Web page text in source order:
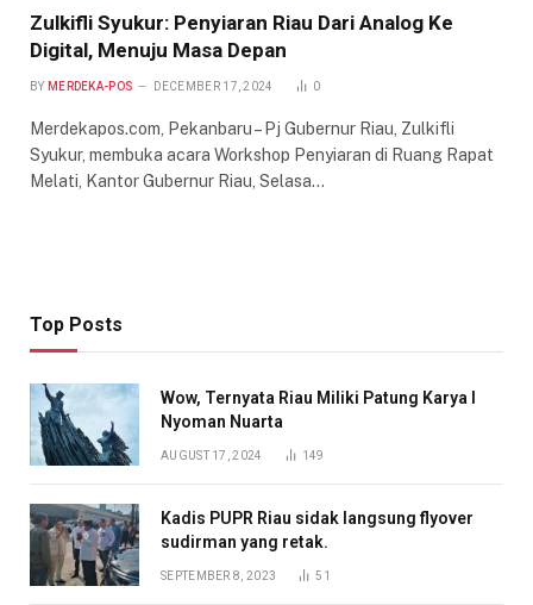
Zulkifli Syukur: Penyiaran Riau Dari Analog Ke
Digital, Menuju Masa Depan
BY MERDEKA-POS DECEMBER 17, 2024 0
Merdekapos.com, Pekanbaru – Pj Gubernur Riau, Zulkifli
Syukur, membuka acara Workshop Penyiaran di Ruang Rapat
Melati, Kantor Gubernur Riau, Selasa…
Top Posts
Wow, Ternyata Riau Miliki Patung Karya I
Nyoman Nuarta
AUGUST 17, 2024 149
Kadis PUPR Riau sidak langsung flyover
sudirman yang retak.
SEPTEMBER 8, 2023 51